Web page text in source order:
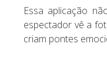
Essa aplicação
espectador vê a
criam pontes